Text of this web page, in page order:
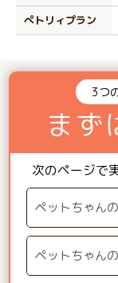
ぺトリィプラン
3つ
まず
次のページで